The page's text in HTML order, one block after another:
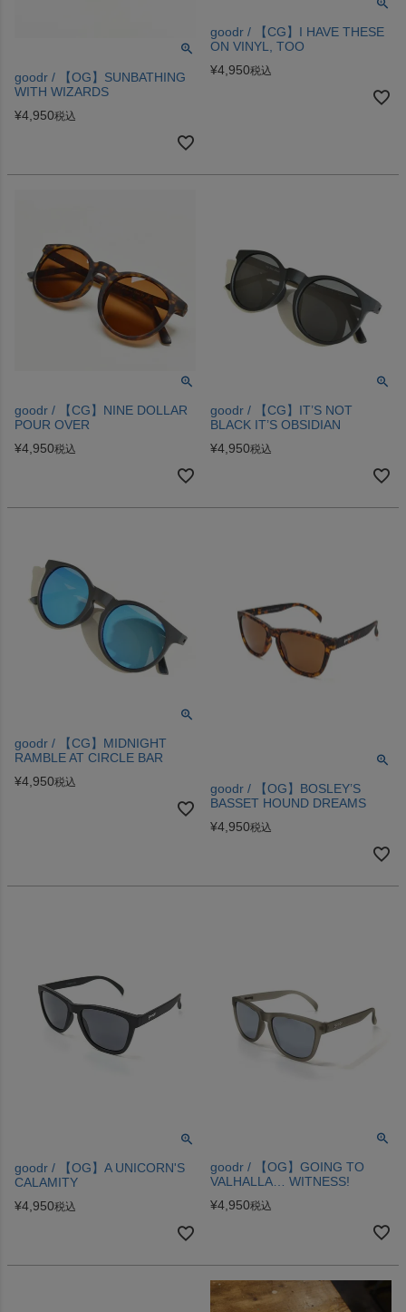
goodr / 【OG】SUNBATHING
WITH WIZARDS
¥4,950税込
goodr / 【CG】I HAVE THESE
ON VINYL, TOO
¥4,950税込
goodr / 【CG】NINE DOLLAR
POUR OVER
¥4,950税込
goodr / 【CG】IT’S NOT
BLACK IT’S OBSIDIAN
¥4,950税込
goodr / 【CG】MIDNIGHT
RAMBLE AT CIRCLE BAR
¥4,950税込
goodr / 【OG】BOSLEY’S
BASSET HOUND DREAMS
¥4,950税込
goodr / 【OG】A UNICORN'S
CALAMITY
¥4,950税込
goodr / 【OG】GOING TO
VALHALLA… WITNESS!
¥4,950税込